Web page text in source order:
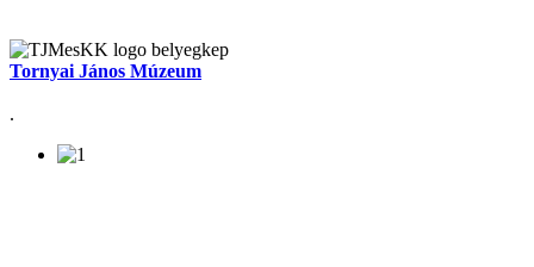
Tornyai János Múzeum
.